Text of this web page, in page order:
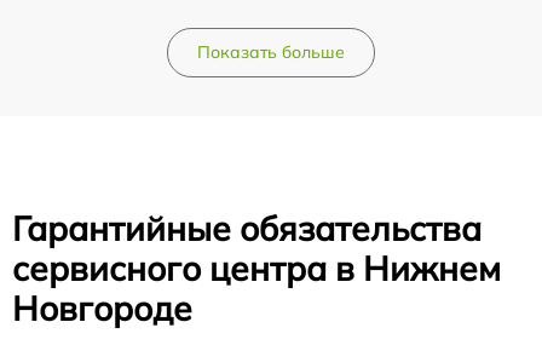
Показать больше
Гарантийные обязательства
сервисного центра в Нижнем
Новгороде